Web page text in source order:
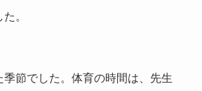
。
節でした。体育の時間は、先生